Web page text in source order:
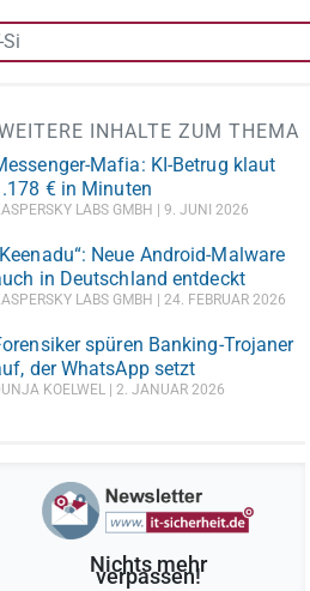
INHALTE ZUM THEMA
Mafia: KI-Betrug klaut
€ in Minuten
LABS GMBH 9. JUNI 2026
Neue Android-Malware
in Deutschland entdeckt
LABS GMBH 24. FEBRUAR 2026
spüren Banking-Trojaner
der WhatsApp setzt
KOELWEL 2. JANUAR 2026
Nichts mehr
verpassen!